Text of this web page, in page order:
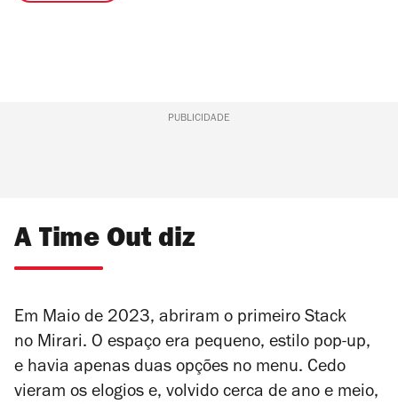
PUBLICIDADE
A Time Out diz
Em Maio de 2023, abriram o primeiro Stack
no Mirari. O espaço era pequeno, estilo pop-up,
e havia apenas duas opções no menu. Cedo
vieram os elogios e, volvido cerca de ano e meio,